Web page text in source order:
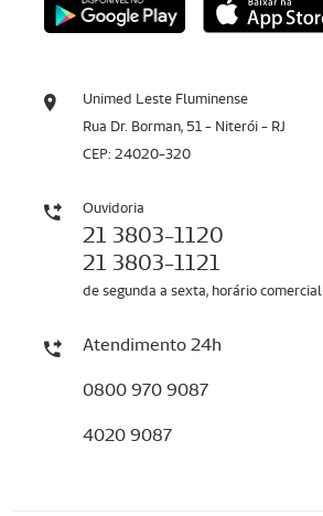
Unimed Leste Fluminense
Rua Dr. Borman, 51 - Niterói - RJ
CEP: 24020-320
Ouvidoria
21 3803-1120
21 3803-1121
de segunda a sexta, horário comercial
Atendimento 24h
0800 970 9087
4020 9087